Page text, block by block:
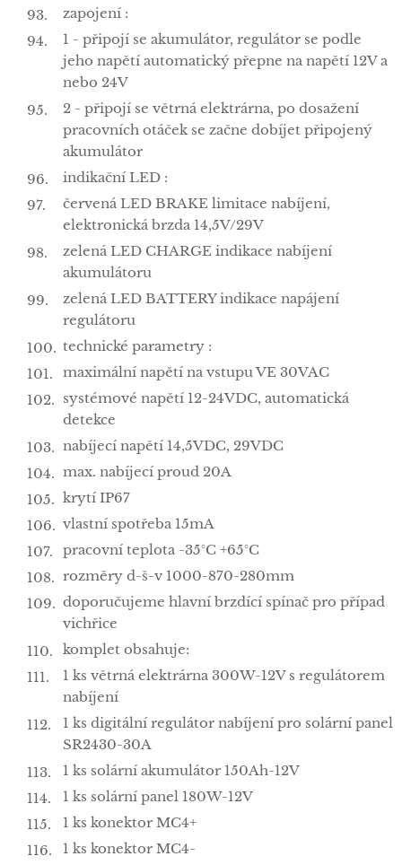
zapojení :
1 - připojí se akumulátor, regulátor se podle
jeho napětí automatický přepne na napětí 12V a
nebo 24V
2 - připojí se větrná elektrárna, po dosažení
pracovních otáček se začne dobíjet připojený
akumulátor
indikační LED :
červená LED BRAKE limitace nabíjení,
elektronická brzda 14,5V/29V
zelená LED CHARGE indikace nabíjení
akumulátoru
zelená LED BATTERY indikace napájení
regulátoru
technické parametry :
maximální napětí na vstupu VE 30VAC
systémové napětí 12-24VDC, automatická
detekce
nabíjecí napětí 14,5VDC, 29VDC
max. nabíjecí proud 20A
krytí IP67
vlastní spotřeba 15mA
pracovní teplota -35°C +65°C
rozměry d-š-v 1000-870-280mm
doporučujeme hlavní brzdící spínač pro případ
vichřice
komplet obsahuje:
1 ks větrná elektrárna 300W-12V s regulátorem
nabíjení
1 ks digitální regulátor nabíjení pro solární panel
SR2430-30A
1 ks solární akumulátor 150Ah-12V
1 ks solární panel 180W-12V
1 ks konektor MC4+
1 ks konektor MC4-